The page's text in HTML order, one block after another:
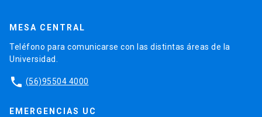
MESA CENTRAL
Teléfono para comunicarse con las distintas áreas de la
Universidad.
phone (56)95504 4000
EMERGENCIAS UC